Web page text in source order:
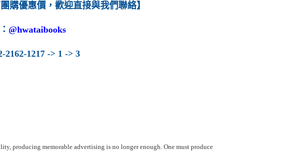
購優惠價，歡迎直接與我們聯絡】
： @hwataibooks
2162-1217 -> 1 -> 3
producing memorable advertising is no longer enough. One must produce